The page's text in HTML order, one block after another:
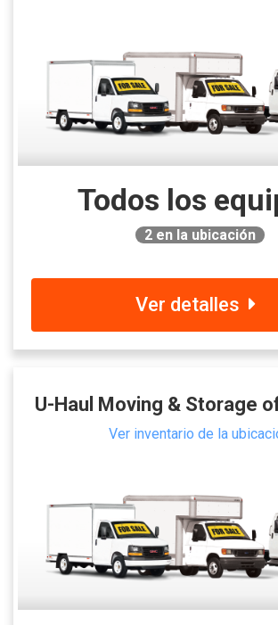
Todos los
2en la ubicación
Ver detalles
U-Haul Moving & Storage
Ver inventario de la